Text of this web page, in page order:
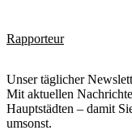
Rapporteur
Unser täglicher
Mit aktuellen
Hauptstädten – damit
umsonst.